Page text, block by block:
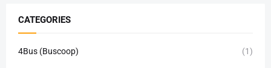
CATEGORIES
4Bus (Buscoop) (1)